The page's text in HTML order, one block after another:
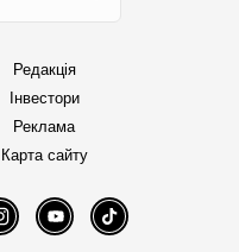
Редакція
Інвестори
Реклама
Карта сайту
InstagramYouTube TikTok